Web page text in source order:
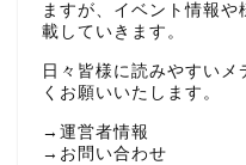
ますが、イベント情報
載していきます。
日々皆様に読みやすい
くお願いいたします。
→ 運営者情報
→ お問い合わせ